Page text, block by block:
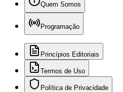
Quem Somos
Programação
Princípios Editoriais
Termos de Uso
Política de Privacidade